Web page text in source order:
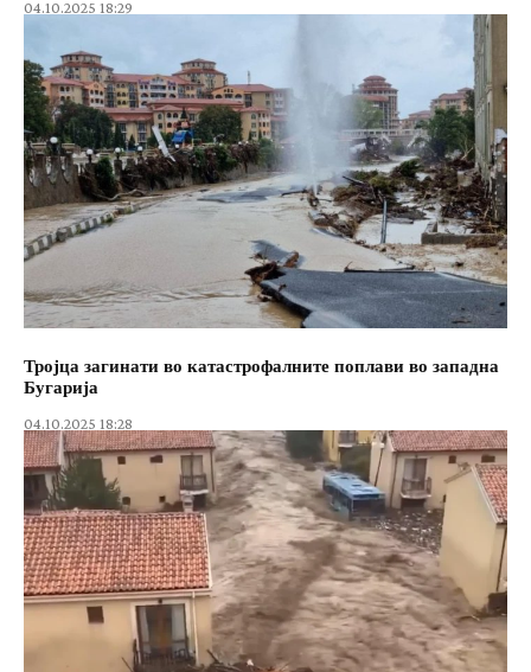
04.10.2025 18:29
Тројца загинати во катастрофалните поплави во западна
Бугарија
04.10.2025 18:28